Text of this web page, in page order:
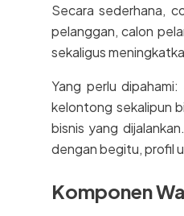
Secara sederhana,
pelanggan, calon
sekaligus
Yang perlu
kelontong sekalipun
bisnis yang
dengan begitu, profil
Komponen